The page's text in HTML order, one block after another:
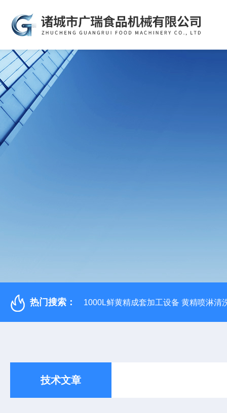
热门搜索： 1000L鲜黄精成套加工设备 黄精喷淋清
技术文章